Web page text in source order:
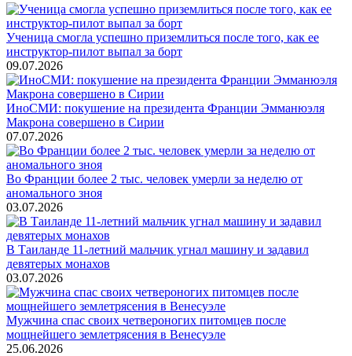
Ученица смогла успешно приземлиться после того, как ее
инструктор-пилот выпал за борт
09.07.2026
ИноСМИ: покушение на президента Франции Эмманюэля
Макрона совершено в Сирии
07.07.2026
Во Франции более 2 тыс. человек умерли за неделю от
аномального зноя
03.07.2026
В Таиланде 11-летний мальчик угнал машину и задавил
девятерых монахов
03.07.2026
Мужчина спас своих четвероногих питомцев после
мощнейшего землетрясения в Венесуэле
25.06.2026